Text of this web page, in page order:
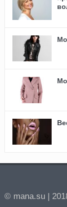
© mana.su |